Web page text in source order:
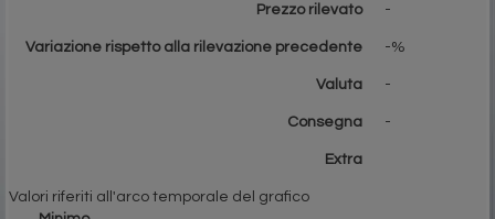
Prezzo rilevato -
Variazione rispetto alla rilevazione precedente -%
Valuta -
Consegna -
Extra
Valori riferiti all'arco temporale del grafico